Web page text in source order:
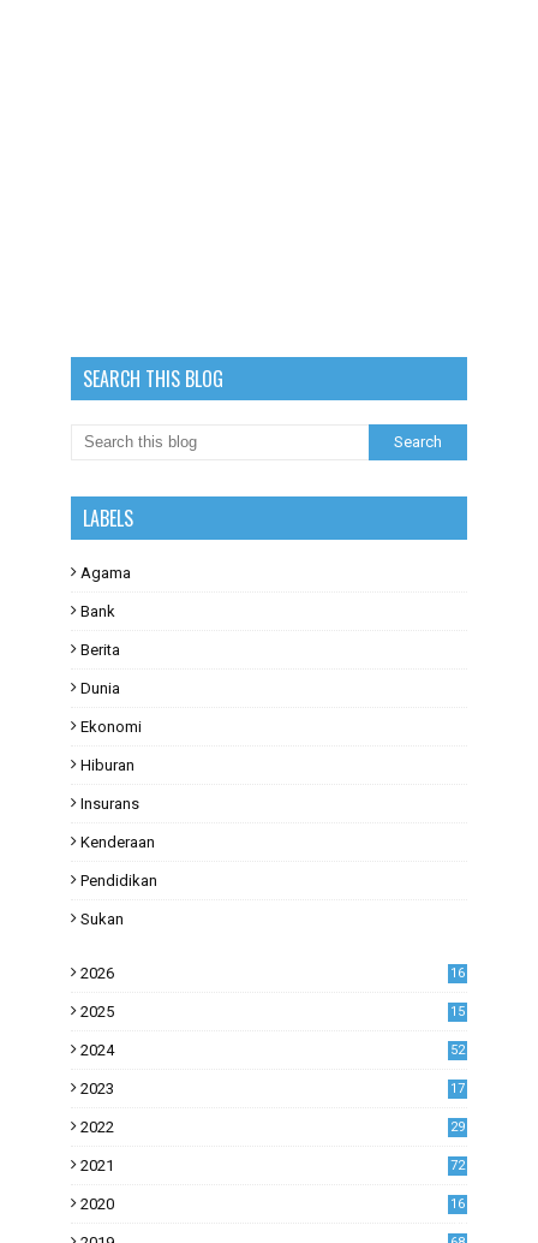
SEARCH THIS BLOG
LABELS
Agama
Bank
Berita
Dunia
Ekonomi
Hiburan
Insurans
Kenderaan
Pendidikan
Sukan
2026 16
2025 15
2024 52
2023
17
2022
29
2021
72
2020
16